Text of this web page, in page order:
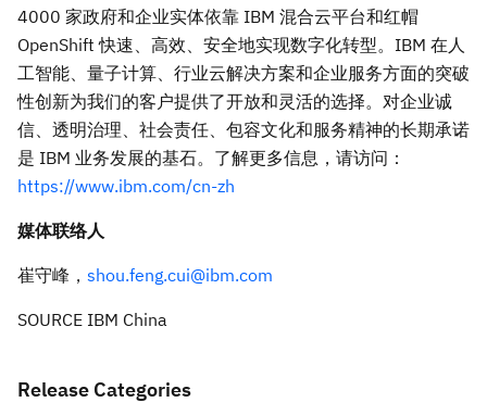
4000 家政府和企业实体依靠 IBM 混合云平台和红帽
OpenShift 快速、高效、安全地实现数字化转型。IBM 在人
工智能、量子计算、行业云解决方案和企业服务方面的突破
性创新为我们的客户提供了开放和灵活的选择。对企业诚
信、透明治理、社会责任、包容文化和服务精神的长期承诺
是 IBM 业务发展的基石。了解更多信息，请访问：
https://www.ibm.com/cn-zh
媒体联络人
崔守峰， shou.feng.cui@ibm.com
SOURCE IBM China
Release Categories